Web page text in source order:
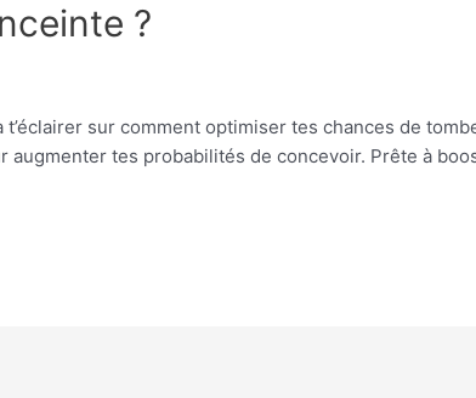
?
sur comment optimiser tes chances de
tes probabilités de concevoir. Prête à